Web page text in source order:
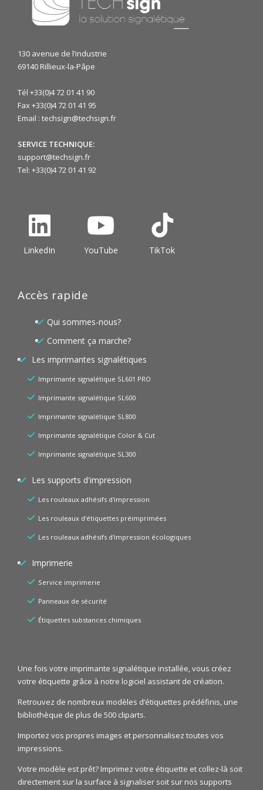
130 avenue de l’industrie
69140 Rillieux-la-Pâpe
Tél +33(0)4 72 01 41 90
Fax +33(0)4 72 01 41 95
Email : techsign@techsign.fr
SERVICE TECHNIQUE:
support@techsign.fr
Tel: +33(0)4 72 01 41 92
LinkedIn YouTube TikTok
Accès rapide
Qui sommes-nous?
Comment ça marche?
Les imprimantes signalétiques
Imprimante signalétique SL601 PRO
Imprimante signalétique SL600
Imprimante signalétique SL800
Imprimante signalétique Color & Cut
Imprimante signalétique SL300
Les supports d'impression
Les rouleaux adhésifs d'impression
Les rouleaux d'étiquettes préimprimées
Les rouleaux adhésifs d'impression écologiques
Imprimerie
Service imprimerie
Panneaux de sécurité
Étiquettes substances chimiques
Une fois votre imprimante signalétique installée, vous créez
votre étiquette grâce à notre logiciel assistant de création.
Retrouvez de nombreux modèles d’étiquettes prédéfinis, une
bibliothèque de plus de 500 cliparts.
Importez vos propres images et personnalisez toutes vos
impressions.
Votre modèle est prêt? Imprimez votre étiquette et collez-là soit
directement sur la surface à signaliser soit sur nos supports